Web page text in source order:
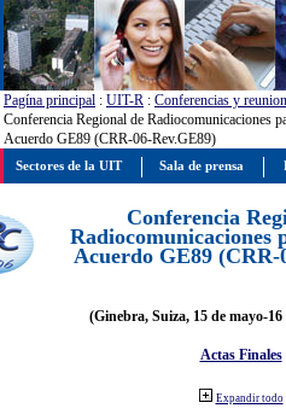
Pagína principal : UIT-R : Conferencias y
Conferencia Regional de Radiocomunicaciones
Acuerdo GE89 (CRR-06-Rev.GE89)
Conferencia
Radiocomunicaciones
Acuerdo GE89 (CRR-
(Ginebra, Suiza, 15 de mayo-
Actas Finales
Expandir todo
Sectores de la UIT Sala de prensa